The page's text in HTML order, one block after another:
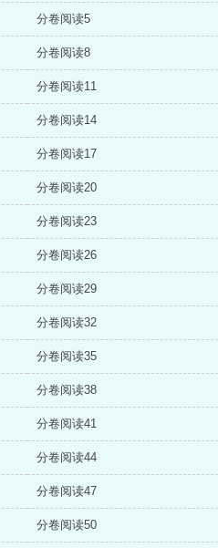
分卷阅读5
分卷阅读8
分卷阅读11
分卷阅读14
分卷阅读17
分卷阅读20
分卷阅读23
分卷阅读26
分卷阅读29
分卷阅读32
分卷阅读35
分卷阅读38
分卷阅读41
分卷阅读44
分卷阅读47
分卷阅读50